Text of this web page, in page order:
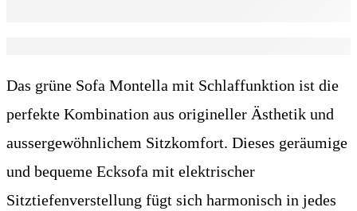
Das grüne Sofa Montella mit Schlaffunktion ist die
perfekte Kombination aus origineller Ästhetik und
aussergewöhnlichem Sitzkomfort. Dieses geräumige
und bequeme Ecksofa mit elektrischer
Sitztiefenverstellung fügt sich harmonisch in jedes